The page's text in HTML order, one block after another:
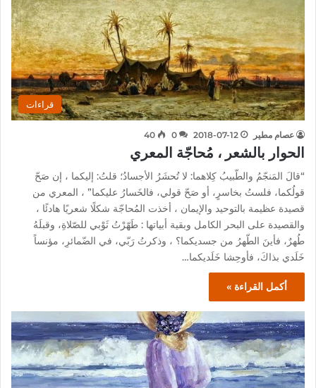
قراءات
عصام مطير 2018-07-12
0
40
الحوار بالشعر ، مُحاجّة المعري
“قالَ المَنجّمُ والطّبيبُ كِلاهما: لا تُحشَرُ الأجسادُ؛ قلتُ: إليكما ، إن صَحّ
قولُكما، فلستُ بخاسرٍ، أو صَحّ قولي، فالخَسارُ عليكما” ، المعري من
قصيدة عظيمة بالتوحيد والإيمان ، أخذت المُحاجّة شكلًا شعريًا هادئًا ،
والقصيدة على البحر الكامل وبقية أبياتها : طَهّرْتُ ثَوْبي للصّلاةِ، وقبلَهُ
طُهرٌ، فأينَ الطّهرُ من جسديكما؟ ، وذكرتُ رَبّي، في الضّمائرِ، مؤنساً
خَلَدي بذاكَ، فأوحِشا خَلَديكما…
أكمل القراءة »